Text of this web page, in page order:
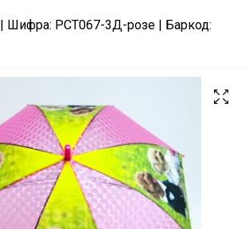
| Шифра: РСТ067-3Д-розе | Баркод: